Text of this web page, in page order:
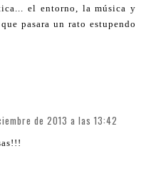
el entorno, la música y
pasara un rato estupendo
de 2013 a las 13:42